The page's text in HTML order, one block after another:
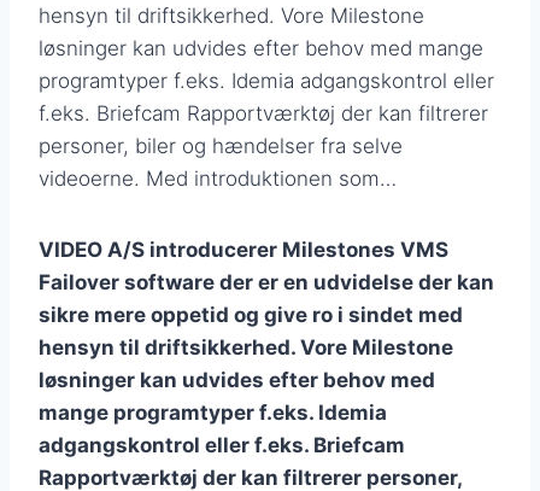
hensyn til driftsikkerhed. Vore Milestone
løsninger kan udvides efter behov med mange
programtyper f.eks. Idemia adgangskontrol eller
f.eks. Briefcam Rapportværktøj der kan filtrerer
personer, biler og hændelser fra selve
videoerne. Med introduktionen som…
VIDEO A/S introducerer Milestones VMS
Failover software der er en udvidelse der kan
sikre mere oppetid og give ro i sindet med
hensyn til driftsikkerhed. Vore Milestone
løsninger kan udvides efter behov med
mange programtyper f.eks. Idemia
adgangskontrol eller f.eks. Briefcam
Rapportværktøj der kan filtrerer personer,